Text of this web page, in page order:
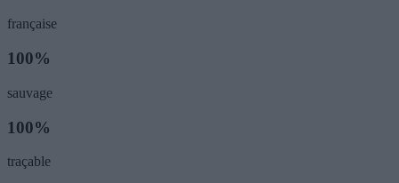
française
100%
sauvage
100%
traçable